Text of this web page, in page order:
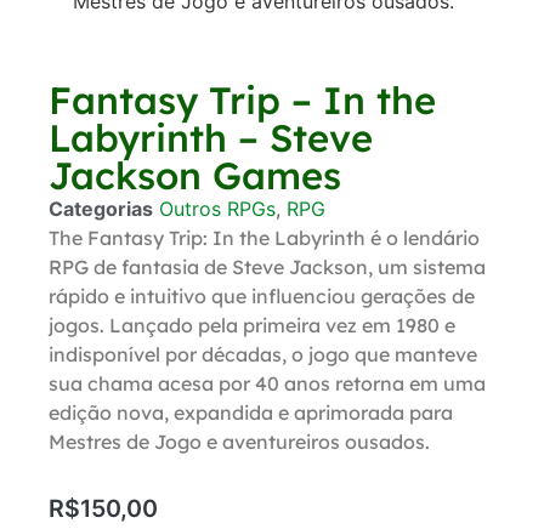
Fantasy Trip – In the
Labyrinth – Steve
Jackson Games
Categorias Outros RPGs, RPG
The Fantasy Trip: In the Labyrinth é o lendário
RPG de fantasia de Steve Jackson, um sistema
rápido e intuitivo que influenciou gerações de
jogos. Lançado pela primeira vez em 1980 e
indisponível por décadas, o jogo que manteve
sua chama acesa por 40 anos retorna em uma
edição nova, expandida e aprimorada para
Mestres de Jogo e aventureiros ousados.
R$150,00